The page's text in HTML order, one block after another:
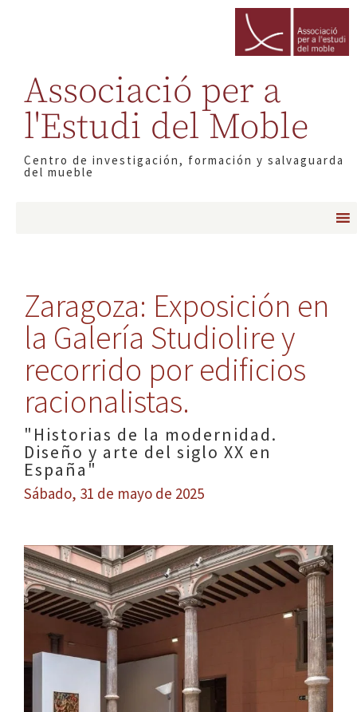
Associació per a
l'Estudi del Moble
Centro de investigación, formación y salvaguarda
del mueble
Zaragoza: Exposición en
la Galería Studiolire y
recorrido por edificios
racionalistas.
"Historias de la modernidad.
Diseño y arte del siglo XX en
España"
Sábado, 31 de mayo de 2025